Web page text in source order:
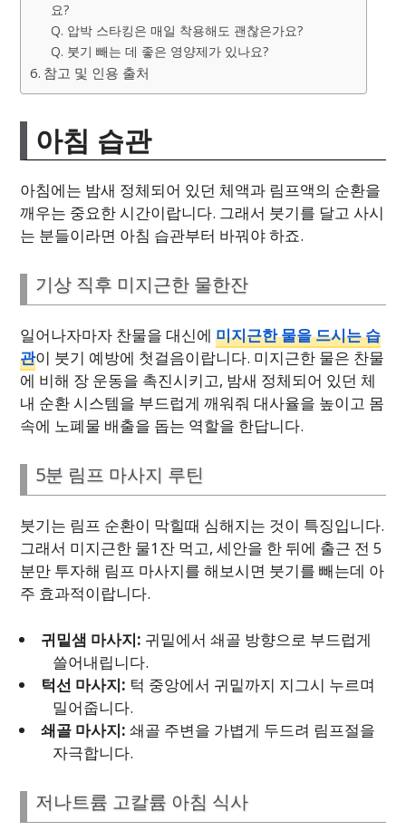
요?
Q. 압박 스타킹은 매일 착용해도 괜찮은가요?
Q. 붓기 빼는 데 좋은 영양제가 있나요?
참고 및 인용 출처
아침 습관
아침에는 밤새 정체되어 있던 체액과 림프액의 순환을
깨우는 중요한 시간이랍니다. 그래서 붓기를 달고 사시
는 분들이라면 아침 습관부터 바꿔야 하죠.
기상 직후 미지근한 물한잔
일어나자마자 찬물을 대신에 미지근한 물을 드시는 습
관이 붓기 예방에 첫걸음이랍니다. 미지근한 물은 찬물
에 비해 장 운동을 촉진시키고, 밤새 정체되어 있던 체
내 순환 시스템을 부드럽게 깨워줘 대사율을 높이고 몸
속에 노폐물 배출을 돕는 역할을 한답니다.
5분 림프 마사지 루틴
붓기는 림프 순환이 막힐때 심해지는 것이 특징입니다.
그래서 미지근한 물1잔 먹고, 세안을 한 뒤에 출근 전 5
분만 투자해 림프 마사지를 해보시면 붓기를 빼는데 아
주 효과적이랍니다.
귀밑샘 마사지: 귀밑에서 쇄골 방향으로 부드럽게
쓸어내립니다.
턱선 마사지: 턱 중앙에서 귀밑까지 지그시 누르며
밀어줍니다.
쇄골 마사지: 쇄골 주변을 가볍게 두드려 림프절을
자극합니다.
저나트륨 고칼륨 아침 식사